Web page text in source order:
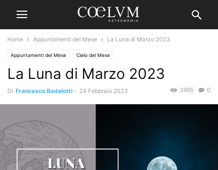
Home Appuntamenti del Mese La Luna di Marzo 2023
Appuntamenti del Mese Cielo del Mese
La Luna di Marzo 2023
Di Francesco Badalotti - 24 Febbraio 2023 0
3995